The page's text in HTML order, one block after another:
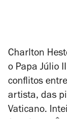
Charlton
o Papa Júlio
conflitos
artista, das
Vaticano.